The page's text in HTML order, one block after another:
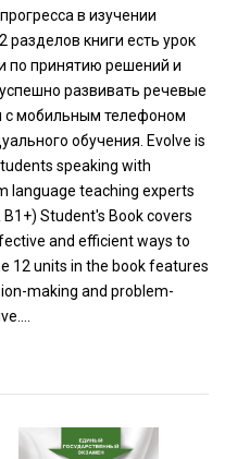
в изучении
разделов книги есть урок
по принятию решений и
развивать речевые
с мобильным телефоном
обучения. Evolve is
speaking with
language teaching experts
Student's Book covers
and efficient ways to
12 units in the book features
making and problem-